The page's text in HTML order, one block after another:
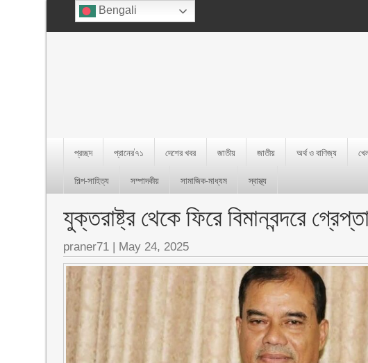
প্রচ্ছদ প্রানের’৭১ দেশের খবর জাতীয় জাতীয় অর্থ ও বাণিজ্য
শিল্প-সাহিত্য
সম্পাদকীয় সামাজিক-মাধ্যম স্বাস্থ্য
যুক্তরাষ্ট্র থেকে ফিরে বিমানবন্দরে
praner71 | May 24, 2025
Bengali